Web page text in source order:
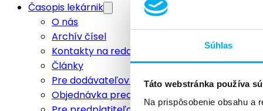
Súhlas
Táto webstránka používa
Na prispôsobenie obsahu a
Časopis lekárnik
O nás
Archív čísel
Kontakty na redakciu
Články
Pre dodávateľov a inzerentov
Objednávka predplatného